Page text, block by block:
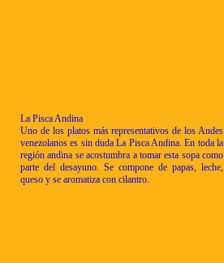
La Pisca Andina
Uno de los platos más representativos de los Andes
venezolanos es sin duda La Pisca Andina. En toda la
región andina se acostumbra a tomar esta sopa como
parte del desayuno. Se compone de papas, leche,
queso y se aromatiza con cilantro.